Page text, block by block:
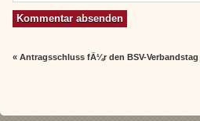
«Antragsschluss fÃ¼r den BSV-Verbandstag